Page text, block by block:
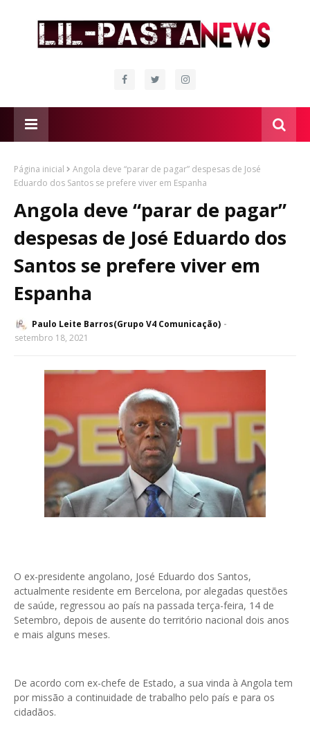
Página inicial
Angola deve “parar de pagar” despesas de José
Eduardo dos Santos se prefere viver em Espanha
Angola deve “parar de pagar”
despesas de José Eduardo dos
Santos se prefere viver em
Espanha
Paulo Leite Barros(Grupo V4 Comunicação)
setembro 18, 2021
O ex-presidente angolano, José Eduardo dos Santos,
actualmente residente em Bercelona, por alegadas questões
de saúde, regressou ao país na passada terça-feira, 14 de
Setembro, depois de ausente do território nacional dois anos
e mais alguns meses.
De acordo com ex-chefe de Estado, a sua vinda à Angola tem
por missão a continuidade de trabalho pelo país e para os
cidadãos.